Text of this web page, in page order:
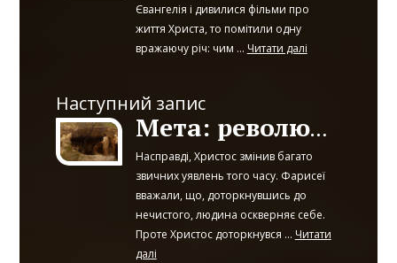
Євангелія і дивилися фільми про
життя Христа, то помітили одну
вражаючу річ: чим ... Читати далі
Наступний запис
Мета: революція благодаті - частина 3
Насправді, Христос змінив багато
звичних уявлень того часу. Фарисеї
вважали, що, доторкнувшись до
нечистого, людина оскверняє себе.
Проте Христос доторкнувся ... Читати
далі